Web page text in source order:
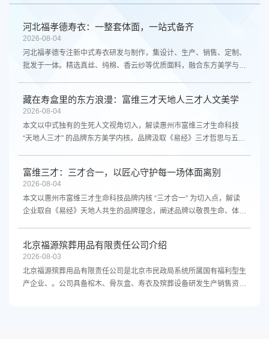
河北福孝德寿衣：一整套体面，一站式备齐
2026-08-04
河北福孝德专注新中式寿衣研发与制作，集设计、生产、销售、定制、
批发于一体。精选真丝、纯棉、香云纱等优质面料，融合东方美学与现
藏在寿盒里的东方浪漫：富维三才天地人三才人文美学
2026-08-04
本文以中式独有的生死人文视角切入，解读惠州市富维三才生命科技
“天地人三才” 的品牌东方美学内核。品牌汲取《易经》三才哲思与五行
列寿盒，将含蓄雅致的中式审美、传统孝道寓意融入方寸殡葬礼器，赋
予离别温柔庄重的诗意。结合行业发展趋势，文章同步介绍品牌全国区
域加盟商招募政策，依托差异化文化工艺壁垒，诚邀认同人文殡葬理念
的合伙人，共同传递藏于寿盒之中的东方浪漫，以匠心守护每一段体面
归途。
富维三才：三才合一，以匠心守护每一场体面离别
2026-08-04
本文以惠州市富维三才生命科技品牌内核 “三才合一” 为切入点，解读
企业取自《易经》天地人共生的品牌理念，阐述品牌以敬畏生命、体面
镁实亚水晶棺三大差异化产品线，将易经五行民俗文化融入殡葬礼器，
兼顾品质、耐用性与传统孝道内涵。结合当下殡葬行业发展趋势，发布
品牌全国限量区域加盟商招募计划，说明一城一代区域保护、源头工厂
供货、全套运营扶持、资质预审准入等合作政策，诚邀行业合伙人共建
北京福源殡葬用品有限责任公司介绍
2026-08-03
北京福源殡葬用品有限责任公司是北京市民政局系统所属国有福利型生
产企业、。公司具备棺木、骨灰盒、寿衣及殡葬设备研发生产销售资